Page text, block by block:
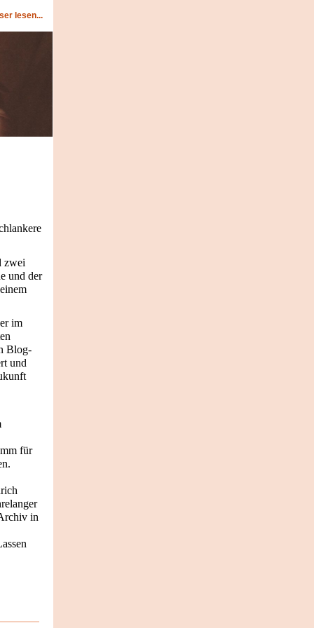
lesen...
zwei
und der
im
Blog-
und
für
in